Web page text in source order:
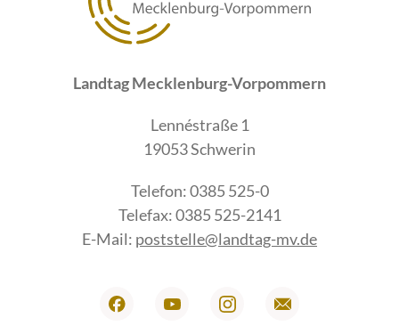
Landtag Mecklenburg-Vorpommern
Lennéstraße 1
19053 Schwerin
Telefon: 0385 525-0
Telefax: 0385 525-2141
E-Mail: poststelle@landtag-mv.de